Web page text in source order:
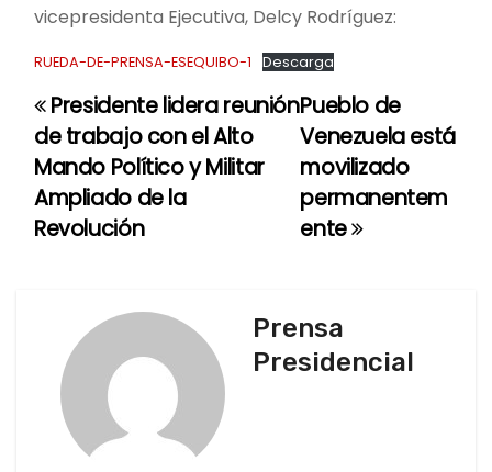
vicepresidenta Ejecutiva, Delcy Rodríguez:
RUEDA-DE-PRENSA-ESEQUIBO-1 Descarga
N
a
v
Pueblo de
Venezuela está
movilizado
permanentem
ente
Presidente lidera reunión
de trabajo con el Alto
Mando Político y Militar
Ampliado de la
Revolución
Prensa
Presidencial